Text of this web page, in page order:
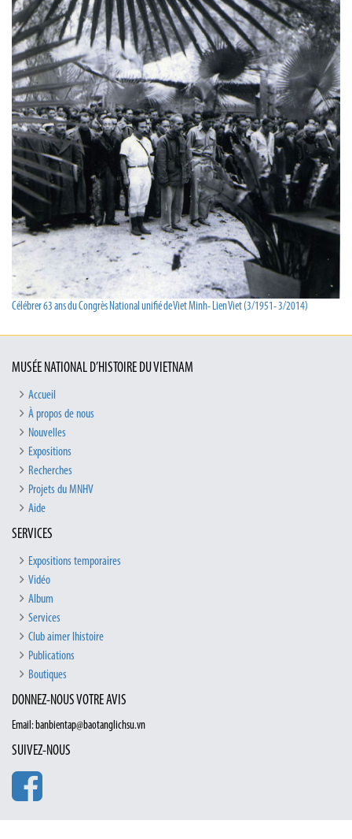
Célébrer 63 ans du Congrès National unifié de Viet Minh- Lien Viet (3/1951- 3/2014)
MUSÉE NATIONAL D’HISTOIRE DU VIETNAM
Accueil
À propos de nous
Nouvelles
Expositions
Recherches
Projets du MNHV
Aide
SERVICES
Expositions temporaires
Vidéo
Album
Services
Club aimer lhistoire
Publications
Boutiques
DONNEZ-NOUS VOTRE AVIS
Email: banbientap@baotanglichsu.vn
SUIVEZ-NOUS